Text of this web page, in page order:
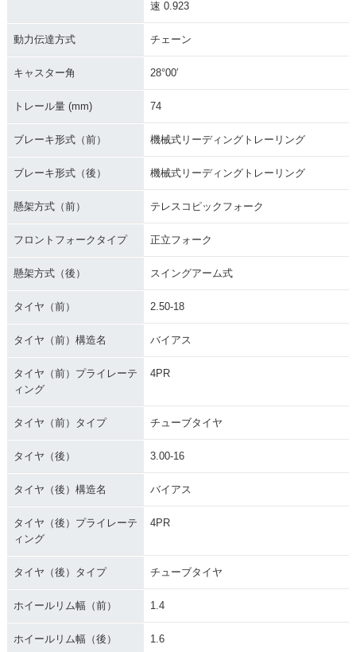
速 0.923
動力伝達方式 チェーン
キャスター角 28°00′
トレール量 (mm) 74
ブレーキ形式（前） 機械式リーディングトレーリング
ブレーキ形式（後） 機械式リーディングトレーリング
懸架方式（前） テレスコピックフォーク
フロントフォークタイプ 正立フォーク
懸架方式（後） スイングアーム式
タイヤ（前） 2.50-18
タイヤ（前）構造名 バイアス
タイヤ（前）プライレーテ
ィング
4PR
タイヤ（前）タイプ チューブタイヤ
タイヤ（後） 3.00-16
タイヤ（後）構造名 バイアス
タイヤ（後）プライレーテ
ィング
4PR
タイヤ（後）タイプ チューブタイヤ
ホイールリム幅（前） 1.4
ホイールリム幅（後） 1.6